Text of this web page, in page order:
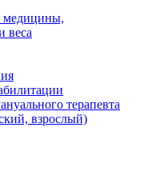
медицины,
веса
терапевта
взрослый)